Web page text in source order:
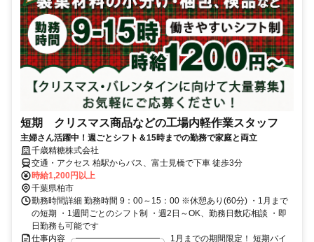
短期 クリスマス商品などの工場内軽作業スタッフ
主婦さん活躍中！週ごとシフト＆15時までの勤務で家庭と両立
千歳精糖株式会社
交通・アクセス 柏駅からバス、富士見橋で下車 徒歩3分
時給1,200円以上
千葉県柏市
勤務時間詳細 勤務時間 9：00～15：00 ※休憩あり(60分) ・1月まで
の短期 ・1週間ごとのシフト制 ・週2日～OK、勤務日数応相談 ・即
日勤務も可能です
仕事内容 ╭━━━━━━━━━━╮ 1月までの期間限定！ 短期バイ